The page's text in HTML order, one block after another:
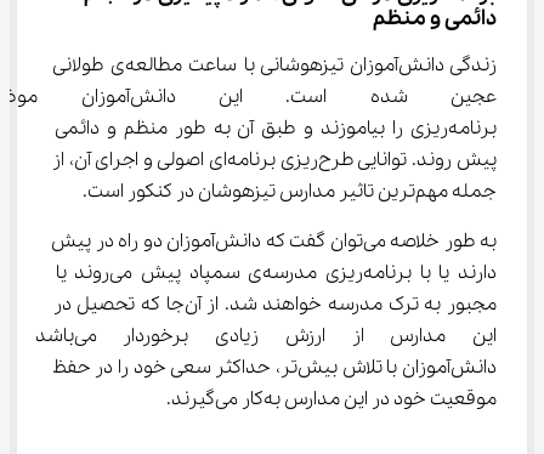
دائمی و منظم
زندگی دانش‌آموزان تیزهوشانی با ساعت مطالعه‌ی طولانی
عجین شده‌ است. این
برنامه‌ریزی را بیاموزند و طبق آن به طور منظم و دائمی
پیش روند. توانایی طرح‌ریزی برنامه‌ای اصولی و اجرای آن، از
جمله مهم‌ترین تاثیر مدارس تیزهوشان در کنکور است.
به طور خلاصه می‌توان گفت که دانش‌آموزان دو راه در پیش
دارند یا با برنامه‌ریزی مدرسه‌ی سمپاد پیش می‌روند یا
مجبور به ترک مدرسه خواهند شد. از آن‌جا که تحصیل در
این مدارس از ارزش زیادی
دانش‌آموزان با تلاش بیش‌تر، حداکثر سعی خود را در حفظ
موقعیت خود در این مدارس به‌کار می‌گیرند.